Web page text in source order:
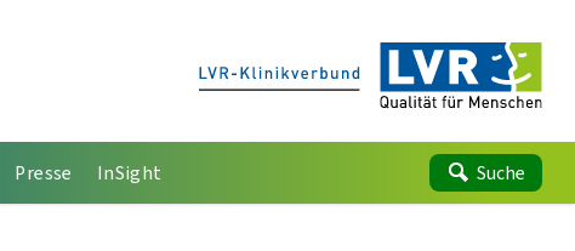
Presse InSight Suche